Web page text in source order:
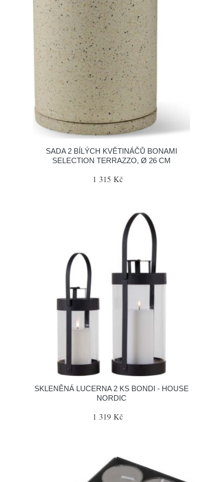
SADA 2 BÍLÝCH KVĚTINÁČŮ BONAMI
SELECTION TERRAZZO, Ø 26 CM
1 315 Kč
SKLENĚNÁ LUCERNA 2 KS BONDI - HOUSE
NORDIC
1 319 Kč